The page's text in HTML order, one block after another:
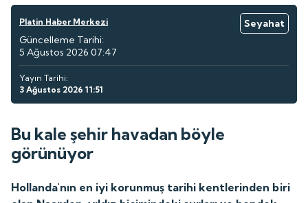
Platin Haber Merkezi
Seyahat
Güncelleme Tarihi:
5 Ağustos 2026 07:47
Yayın Tarihi:
3 Ağustos 2026 11:51
Bu kale şehir havadan böyle
görünüyor
Hollanda'nın en iyi korunmuş tarihi kentlerinden biri